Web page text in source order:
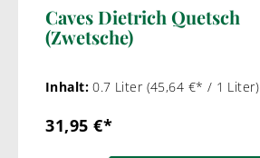
Caves Dietrich Quetsch
(Zwetsche)
Inhalt:0.7 Liter (45,64 €* / 1 Liter)
31,95 €*